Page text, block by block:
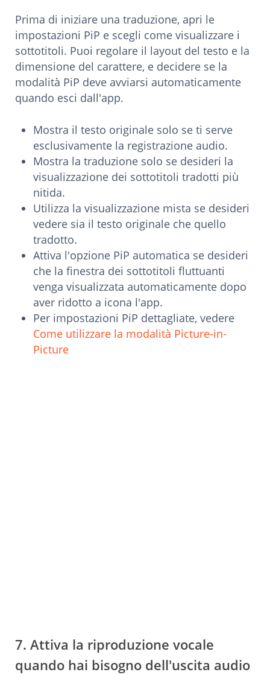
Prima di iniziare una traduzione, apri le
impostazioni PiP e scegli come visualizzare i
sottotitoli. Puoi regolare il layout del testo e la
dimensione del carattere, e decidere se la
modalità PiP deve avviarsi automaticamente
quando esci dall'app.
Mostra il testo originale solo se ti serve
esclusivamente la registrazione audio.
Mostra la traduzione solo se desideri la
visualizzazione dei sottotitoli tradotti più
nitida.
Utilizza la visualizzazione mista se desideri
vedere sia il testo originale che quello
tradotto.
Attiva l'opzione PiP automatica se desideri
che la finestra dei sottotitoli fluttuanti
venga visualizzata automaticamente dopo
aver ridotto a icona l'app.
Per impostazioni PiP dettagliate, vedere
Come utilizzare la modalità Picture-in-
Picture
7. Attiva la riproduzione vocale
quando hai bisogno dell'uscita audio